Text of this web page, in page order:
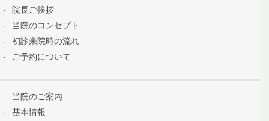
院長ご挨拶
当院のコンセプト
初診来院時の流れ
ご予約について
当院のご案内
基本情報